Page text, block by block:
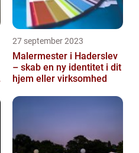
27 september 2023
Malermester i Haderslev
– skab en ny identitet i dit
hjem eller virksomhed